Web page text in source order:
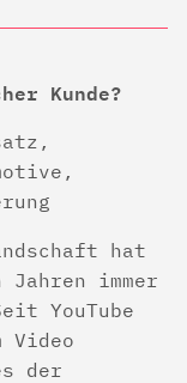
Kunde?
hat
immer
YouTube
Video
der